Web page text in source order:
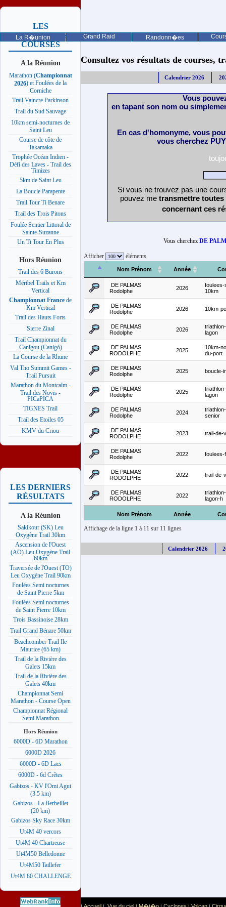
La R�union Grand Raid Randonn�es
LES
PROCHAINES
COURSES
A la Réunion
Marathon (Championnat
2026) et Foulées de la
Corniche
Trail Vaincre Parkinson
Trail du Sud Sauvage
10km semi-nocturnes de
Saint Leu
Course de côte de
Takamaka
Trophée Océan Indien -
Défi des Laves - Trail des
Timizes
5km de Saint Leu
La Boucle Parapente
Trail Tour Ti Benare
Trail des Trois Pitons
Foulée Sentier Littoral de
Sainte-Suzanne
Un Ti Tour En Plus
Hors Réunion
Trail des 6 Burons
Méribel Trails et Km
Vertical
Championnat France de
Km Vertical
Trail des Hauts Forts
Sierre Zinal
Trail Championnat du
Canigou (Canigó)
La Course de la Rhune
Val Tho Summit Games -
Trail Pursuit
Marathon du Montcalm -
Trail des Novis -
PICaPICA
TIGNES Trail
Trail des Etoiles 05
KMV du Criou
LES DERNIERS
RÉSULTATS
A la Réunion
Sakikour (SK) Leu
Oxygène Trail 30km
Ascension de l'Ouest
(AO) Leu Oxygène Trail
60km
Traversée de l'Ouest (TO)
Leu Oxygène Trail 90km
Foulées Semi nocturnes
de Saint Pierre 5km
Foulées Semi nocturnes
de Saint Pierre 10km
Trois Bassinoise 28km
Trail Grand Bénare 50km
Beachcomber Trail Ile
Maurice (65 km)
Trail de la Rivière des
Galets 15km
Trail de la Rivière des
Galets 40km
Championnat Semi
Marathon - Course Open
Championnat Régional
Semi Marathon
Hors Réunion
6000D - 6D Marathon
6000D 2026
6000D - 6D Lacs
6000D - 6d Crêtes
Gabizos - KV l'Omi Agut
(3.5 km)
Gabizos - La Berbeillet
(20 km)
Gabizos Sky Race 30km
Ut4M 40 vercors
Ut4M 40 Chartreuse
Ut4M50 Belledonne
Ut4M50 Taillefer
Ut4M 80 CHALLENGE
Consultez vos résultats de courses,
Calendrier 2026
Vous
en tapant son nom ou
En cas d'homonyme, vous
vous cherchez
Si vous ne trouvez pas une
pouvez me transmettre
concernant ces
Vous cherchez DE
Afficher éléments
Nom Prénom Année
Nom Prénom Année
DE PALMAS
Rodolphe
2026
foulees-
10km
DE PALMAS
Rodolphe
2026 10km-
DE PALMAS
Rodolphe
2026
lagon
DE PALMAS
RODOLPHE
2025
10km-
du-port
DE PALMAS
Rodolphe
2025 boucle-
DE PALMAS
Rodolphe
2025
lagon
DE PALMAS
Rodolphe
2024
senior
DE PALMAS
RODOLPHE
2023 trail-de-
DE PALMAS
Rodolphe
2022 foulees-
DE PALMAS
RODOLPHE
2022 trail-de-
DE PALMAS
RODOLPHE
2022
lagon-h
Affichage de la ligne 1 à 11 sur 11 lignes
Calendrier 2026